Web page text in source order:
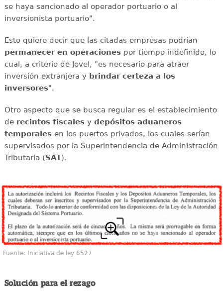
se haya sancionado al operador portuario o al
inversionista portuario".
Esto quiere decir que las citadas empresas podrían
permanecer en operacionespor tiempo indefinido, lo
cual, a criterio de Jovel, "es necesario para atraer
inversión extranjera y brindar certeza a los
inversores".
Otro aspecto que se busca regular es el establecimiento
derecintos fiscalesy depósitos aduaneros
temporalesen los puertos privados, los cuales serían
supervisados por la Superintendencia de Administración
Tributaria (SAT).
Fuente: Iniciativa de ley 6527
Solución para el rezago